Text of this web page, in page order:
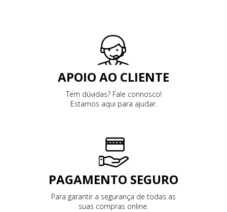
APOIO AO CLIENTE
Tem dúvidas? Fale connosco!
Estamos aqui para ajudar.
PAGAMENTO SEGURO
Para garantir a segurança de todas as
suas compras online.